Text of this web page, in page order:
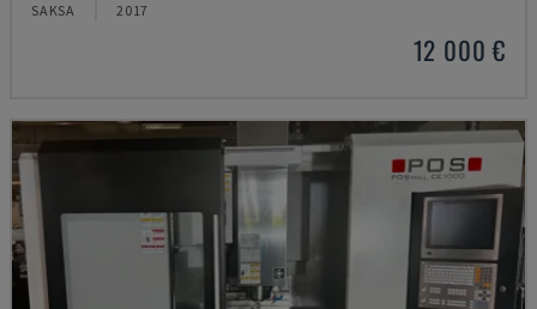
SAKSA 2017
12 000 €